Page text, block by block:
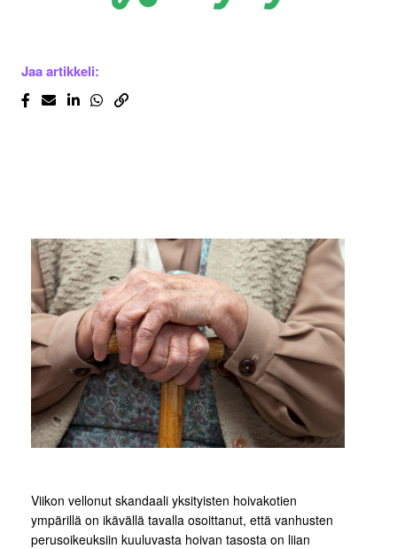
Jaa artikkeli:
Viikon vellonut skandaali yksityisten hoivakotien
ympärillä on ikävällä tavalla osoittanut, että vanhusten
perusoikeuksiin kuuluvasta hoivan tasosta on liian